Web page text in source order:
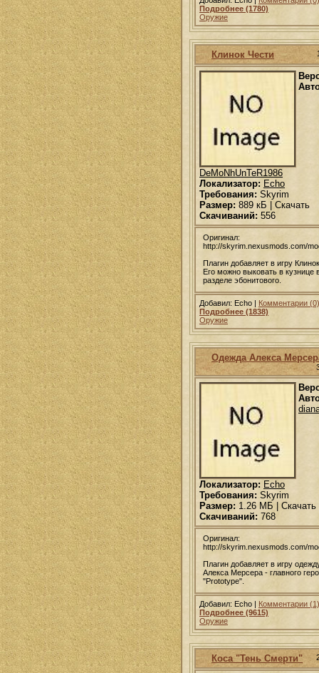
Подробнее (1780)
Оружие
Клинок Чести
DeMoNhUnTeR1986
Локализатор: Echo
Требования: Skyrim
Размер: 889 кБ | Скачать
Скачиваний: 556
Оригинал:
http://skyrim.nexusmods.com/
Плагин добавляет в игру
Его можно выковать в кузнице
разделе эбонитового.
Добавил: Echo | Комментарии (0)
Подробнее (1838)
Оружие
Одежда Алекса
Локализатор: Echo
Требования: Skyrim
Размер: 1.26 МБ | Скачать
Скачиваний: 768
Оригинал:
http://skyrim.nexusmods.com/
Плагин добавляет в игру
Алекса Мерсера - главного
"Prototype".
Добавил: Echo | Комментарии (1)
Подробнее (9615)
Оружие
Коса "Тень Смерти"